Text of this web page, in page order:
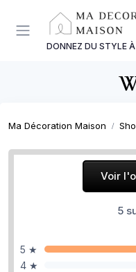
DONNEZ DU STYLE
Ma Décoration Maison
Voir
5
5 ★
4 ★
Panneau de gestion des